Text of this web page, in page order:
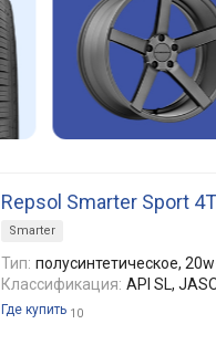
Repsol Smarter Sport
Smarter
Тип: полусинтетическое,
Классификация: API SL,
Где купить 10